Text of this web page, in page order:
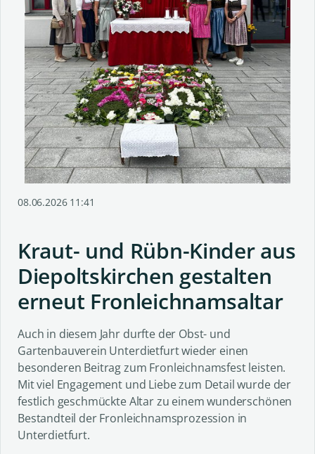
08.06.2026 11:41
Kraut- und Rübn-Kinder aus
Diepoltskirchen gestalten
erneut Fronleichnamsaltar
Auch in diesem Jahr durfte der Obst- und
Gartenbauverein Unterdietfurt wieder einen
besonderen Beitrag zum Fronleichnamsfest leisten.
Mit viel Engagement und Liebe zum Detail wurde der
festlich geschmückte Altar zu einem wunderschönen
Bestandteil der Fronleichnamsprozession in
Unterdietfurt.